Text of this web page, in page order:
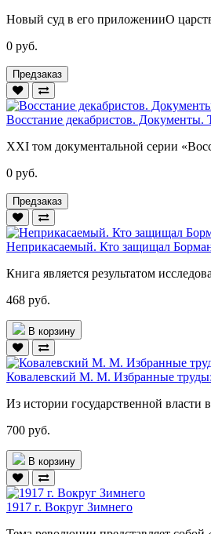
Новый суд в его приложенииО
0 руб.
Предзаказ
Восстание декабристов.
XXI том документальной серии
0 руб.
Предзаказ
Неприкасаемый. Кто защищал
Книга является результатом
468 руб.
В корзину
Ковалевский М. М. Избранные
Из истории государственной
700 руб.
В корзину
1917 г. Вокруг Зимнего